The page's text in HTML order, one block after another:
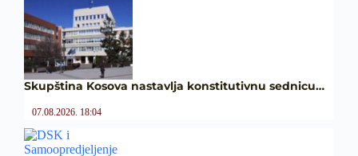
Skupština Kosova nastavlja konstitutivnu sednicu…
07.08.2026. 18:04